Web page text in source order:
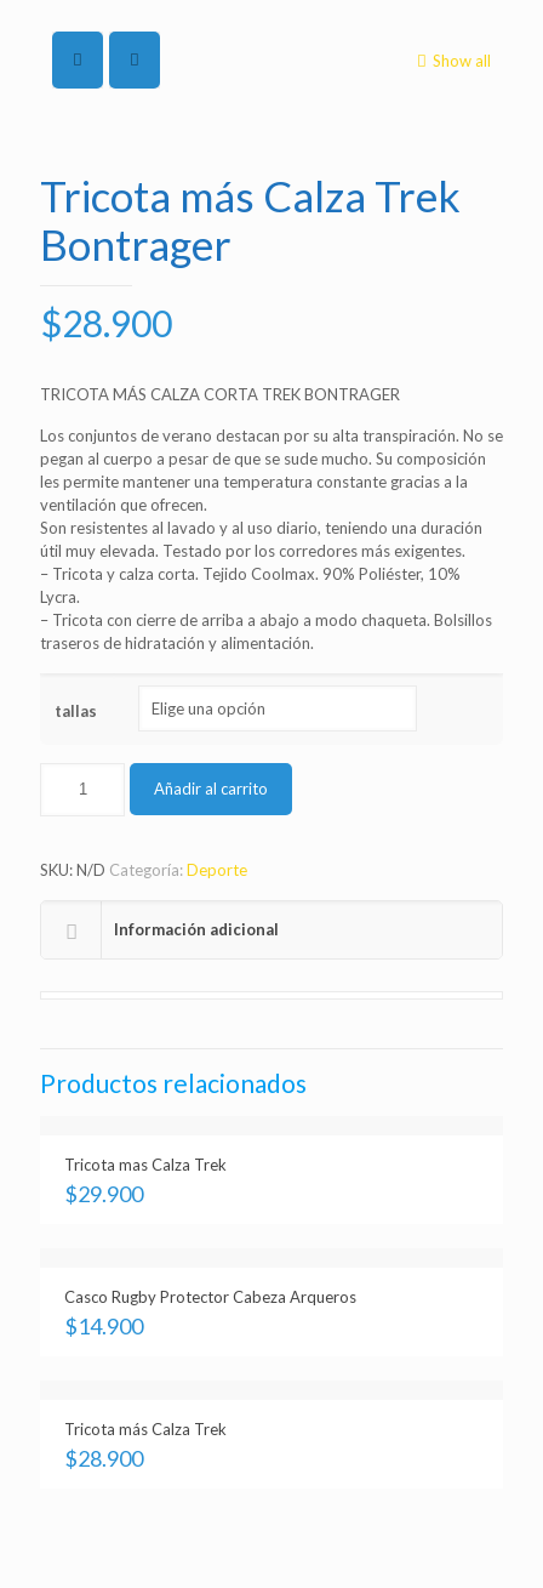
Show all
Tricota más Calza Trek
Bontrager
$28.900
TRICOTA MÁS CALZA CORTA TREK BONTRAGER
Los conjuntos de verano destacan por su alta transpiración. No se
pegan al cuerpo a pesar de que se sude mucho. Su composición
les permite mantener una temperatura constante gracias a la
ventilación que ofrecen.
Son resistentes al lavado y al uso diario, teniendo una duración
útil muy elevada. Testado por los corredores más exigentes.
– Tricota y calza corta. Tejido Coolmax. 90% Poliéster, 10%
Lycra.
– Tricota con cierre de arriba a abajo a modo chaqueta. Bolsillos
traseros de hidratación y alimentación.
tallas
Añadir al carrito
SKU:N/D Categoría:Deporte
Información adicional
Productos relacionados
Tricota mas Calza Trek
$29.900
Casco Rugby Protector Cabeza Arqueros
$14.900
Tricota más Calza Trek
$28.900